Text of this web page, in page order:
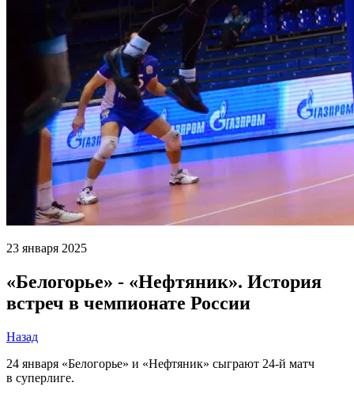
23 января 2025
«Белогорье» - «Нефтяник». История
встреч в чемпионате России
Назад
24 января «Белогорье» и «Нефтяник» сыграют 24-й матч
в суперлиге.